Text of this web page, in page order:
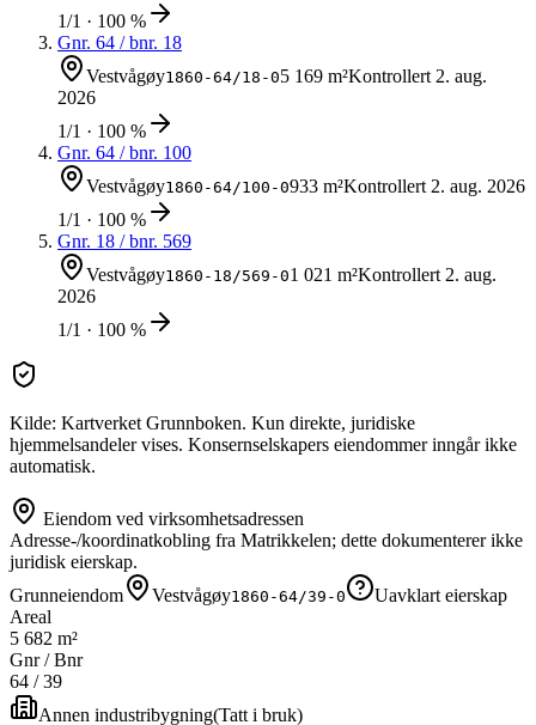
1/1 · 100 %
Gnr. 64 / bnr. 18
Vestvågøy1860-64/18-05 169 m²Kontrollert 2. aug.
2026
1/1 · 100 %
Gnr. 64 / bnr. 100
Vestvågøy1860-64/100-0933 m²Kontrollert 2. aug. 2026
1/1 · 100 %
Gnr. 18 / bnr. 569
Vestvågøy1860-18/569-01 021 m²Kontrollert 2. aug.
2026
1/1 · 100 %
Kilde: Kartverket Grunnboken. Kun direkte, juridiske
hjemmelsandeler vises. Konsernselskapers eiendommer inngår ikke
automatisk.
Eiendom ved virksomhetsadressen
Adresse-/koordinatkobling fra Matrikkelen; dette dokumenterer ikke
juridisk eierskap.
Grunneiendom
Vestvågøy1860-64/39-0
Uavklart eierskap
Areal
5 682 m²
Gnr / Bnr
64 /39
Annen industribygning(Tatt i bruk)